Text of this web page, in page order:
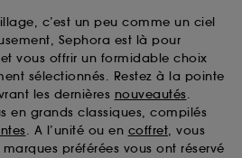
c’est un peu comme un ciel
Sephora est là pour
vous offrir un formidable choix
sélectionnés. Restez à la pointe
les dernières nouveautés.
en grands classiques, compilés
. A l’unité ou en coffret, vous
préférées vous ont réservé